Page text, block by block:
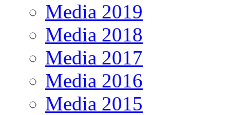
Media 2019
Media 2018
Media 2017
Media 2016
Media 2015